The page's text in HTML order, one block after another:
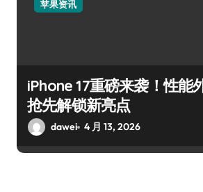
苹果资讯
iPhone 17重磅来袭！性能
抢先解锁新亮点
dawei 4 月 13, 2026